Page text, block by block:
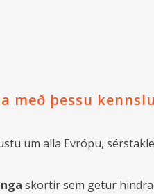
með þessu
um alla Evrópu,
skortir sem getur